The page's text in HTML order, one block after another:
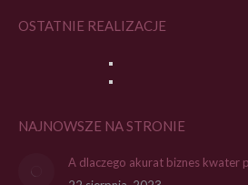
OSTATNIE REALIZACJE
NAJNOWSZE NA STRONIE
A dlaczego akurat biznes kwater